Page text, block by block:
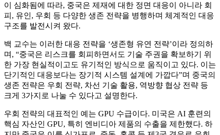
이 심화됨에 따라, 중국은 제재에 대한 정면 대응이 아니라 회
피, 유인, 우회 등 다양한 생존 전략을 병행하며 체계적인 대응
구조를 발전시켜 왔다.
백 교수는 이러한 대응 전략을 ‘생존형 유연 전략’이라 정의하
며, “중국은 리스크를 회피하면서도 기술 주권을 확보하기 위
한 가장 현실적이고도 유기적인 방식으로 움직이고 있다. 이는
단기적인 대응보다는 장기적 시스템 설계에 가깝다”며 중국의
생존 전략은 우회 전략, 차선 기술 활용, 역방향 협상 전략 등
크게 3가지로 나눌 수 있다고 설명한다.
우회 전략의 대표적인 예는 GPU 수급이다. 미국은 AI 훈련의
핵심 자산인 GPU, 특히 엔비디아 제품의 수출을 제한했다. 하